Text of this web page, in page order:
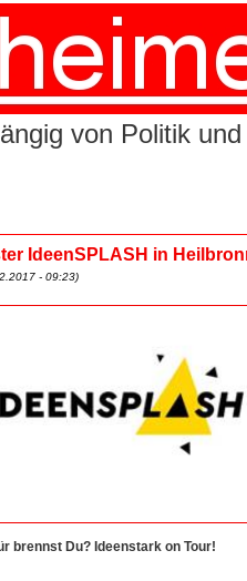
von Politik
IdeenSPLASH in
- 09:23)
brennst Du? Ideenstark on Tour!